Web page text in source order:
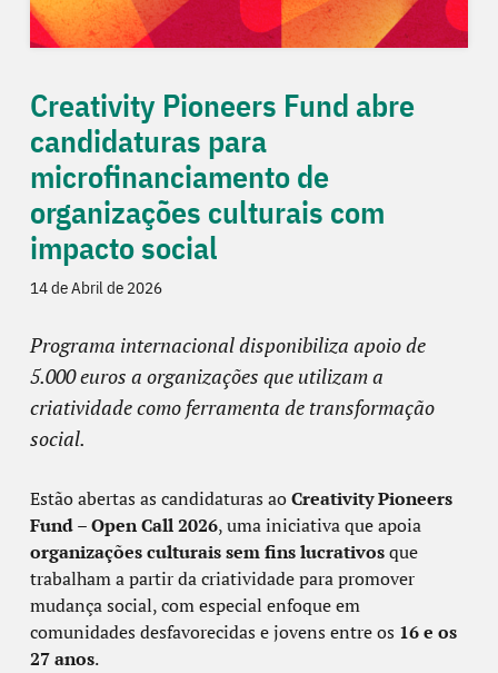
Creativity Pioneers Fund abre
candidaturas para
microfinanciamento de
organizações culturais com
impacto social
14 de Abril de 2026
Programa internacional disponibiliza apoio de
5.000 euros a organizações que utilizam a
criatividade como ferramenta de transformação
social.
Estão abertas as candidaturas aoCreativity Pioneers
Fund – Open Call 2026, uma iniciativa que apoia
organizações culturais sem fins lucrativosque
trabalham a partir da criatividade para promover
mudança social, com especial enfoque em
comunidades desfavorecidas e jovens entre os 16 e os
27 anos.